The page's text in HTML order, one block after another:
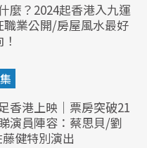
麼？2024起香港入九運
職業公開/房屋風水最好
香港上映｜票房突破21
演員陣容：蔡思貝/劉
健特別演出